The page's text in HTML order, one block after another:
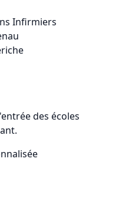
Infirmiers
des écoles